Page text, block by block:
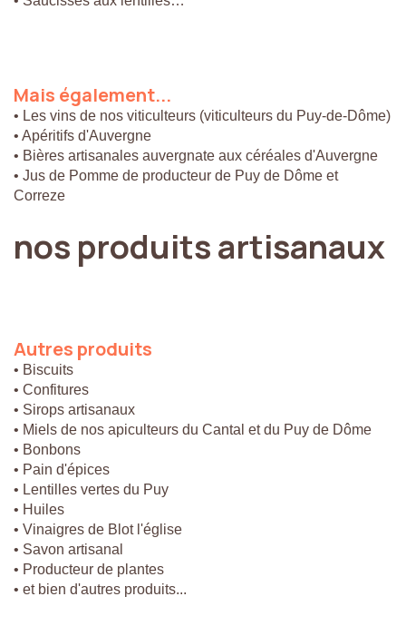
Mais également...
• Les vins de nos viticulteurs (viticulteurs du Puy-de-Dôme)
• Apéritifs d'Auvergne
• Bières artisanales auvergnate aux céréales d'Auvergne
• Jus de Pomme de producteur de Puy de Dôme et
Correze
nos produitsartisanaux
Autres produits
• Biscuits
• Confitures
• Sirops artisanaux
• Miels de nos apiculteurs du Cantal et du Puy de Dôme
• Bonbons
• Pain d'épices
• Lentilles vertes du Puy
• Huiles
• Vinaigres de Blot l'église
• Savon artisanal
• Producteur de plantes
• et bien d'autres produits...